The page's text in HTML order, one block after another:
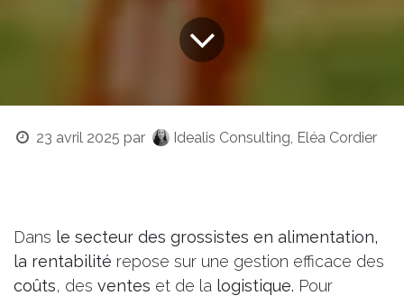
23 avril 2025 par Idealis Consulting, Eléa Cordier
Dans le secteur des grossistes en alimentation,
la rentabilité repose sur une gestion efficace des
coûts, des ventes et de la logistique. Pour